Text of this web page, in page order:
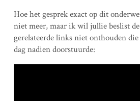
Hoe het gesprek exact op dit
niet meer, maar ik wil jullie beslist de
gerelateerde links niet onthouden
dag nadien doorstuurde: